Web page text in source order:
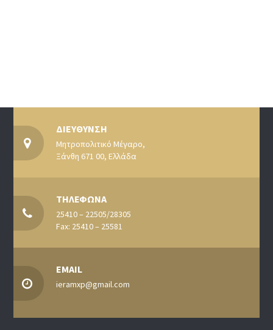
ΔΙΕΥΘΥΝΣΗ
Μητροπολιτικό Μέγαρο,
Ξάνθη 671 00, Ελλάδα
ΤΗΛΕΦΩΝΑ
25410 – 22505/28305
Fax: 25410 – 25581
EMAIL
ieramxp@gmail.com